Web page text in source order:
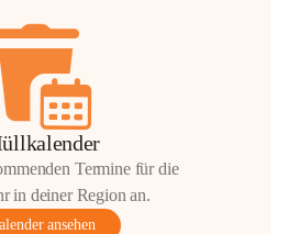
Termine für die
in deiner Region an.
ansehen